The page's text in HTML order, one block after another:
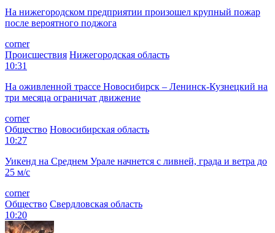
На нижегородском предприятии произошел крупный пожар
после вероятного поджога
corner
Происшествия Нижегородская область
10:31
На оживленной трассе Новосибирск – Ленинск-Кузнецкий на
три месяца ограничат движение
corner
Общество Новосибирская область
10:27
Уикенд на Среднем Урале начнется с ливней, града и ветра до
25 м/с
corner
Общество Свердловская область
10:20